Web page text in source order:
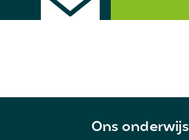
Ons onderwijs